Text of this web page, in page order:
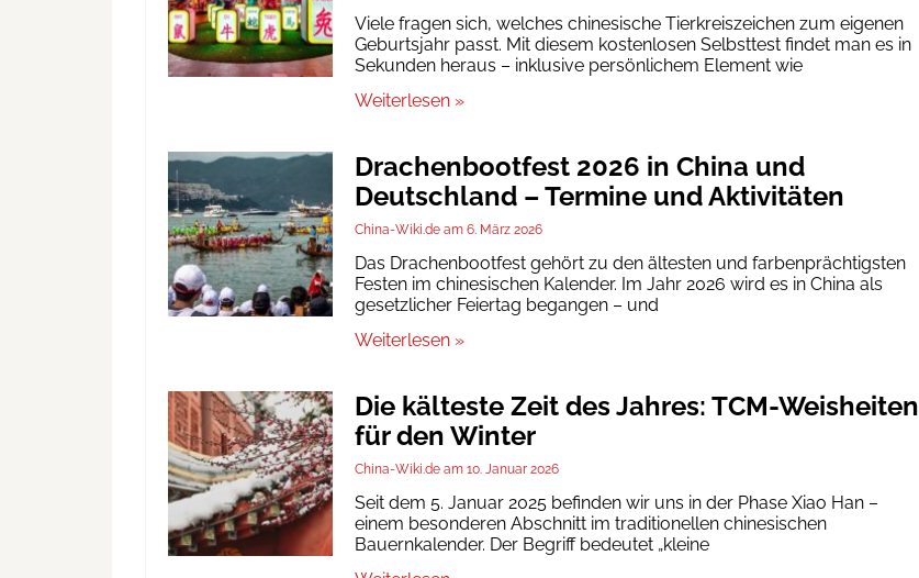
Viele fragen sich, welches chinesische Tierkreiszeichen zum eigenen
Geburtsjahr passt. Mit diesem kostenlosen Selbsttest findet man es in
Sekunden heraus – inklusive persönlichem Element wie
Weiterlesen »
Drachenbootfest 2026 in China und
Deutschland – Termine und Aktivitäten
China-Wiki.de 6. März 2026
Das Drachenbootfest gehört zu den ältesten und farbenprächtigsten
Festen im chinesischen Kalender. Im Jahr 2026 wird es in China als
gesetzlicher Feiertag begangen – und
Weiterlesen »
Die kälteste Zeit des Jahres: TCM-Weisheiten
für den Winter
China-Wiki.de 10. Januar 2026
Seit dem 5. Januar 2025 befinden wir uns in der Phase Xiao Han –
einem besonderen Abschnitt im traditionellen chinesischen
Bauernkalender. Der Begriff bedeutet „kleine